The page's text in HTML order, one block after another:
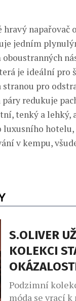
napařovač
jedním
je ideální pro
pro
redukuje
tenký a
hotelu,
v kempu,
S.OLIVER
KOLEKCI
Podzimní
móda se vrací k